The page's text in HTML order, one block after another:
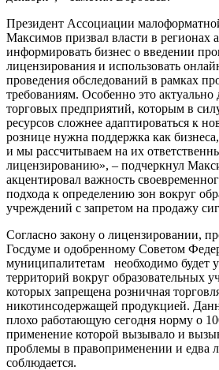
Президент Ассоциации
Максимов призвал власти в регионах
информировать бизнес о введении
лицензирования и использовать
проведения обследований в рамках
требованиям. Особенно это
торговых предприятий, которым в
ресурсов сложнее адаптироваться к
рознице нужна поддержка как
и мы рассчитываем на их
лицензированию», – подчеркнул
акцентировал важность
подхода к определению зон вокруг
учреждений с запретом на продажу
Согласно закону о лицензировании,
Госдуме и одобренному Советом
муниципалитетам необходимо будет
территорий вокруг образовательных
которых запрещена розничная
никотинсодержащей продукцией.
плохо работающую сегодня норму о
применение которой вызывало и
проблемы в правоприменении и едва
соблюдается.